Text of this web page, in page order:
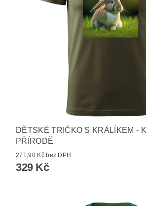
DĚTSKÉ TRIČKO S KRÁLÍKEM -
PŘÍRODĚ
271,90 Kč bez DPH
329 Kč